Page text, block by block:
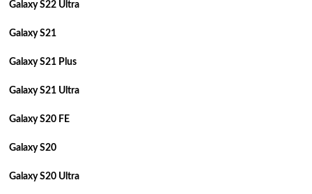
Galaxy S22 Ultra
Galaxy S21
Galaxy S21 Plus
Galaxy S21 Ultra
Galaxy S20 FE
Galaxy S20
Galaxy S20 Ultra